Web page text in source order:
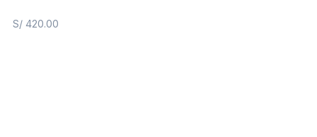
S/ 420.00